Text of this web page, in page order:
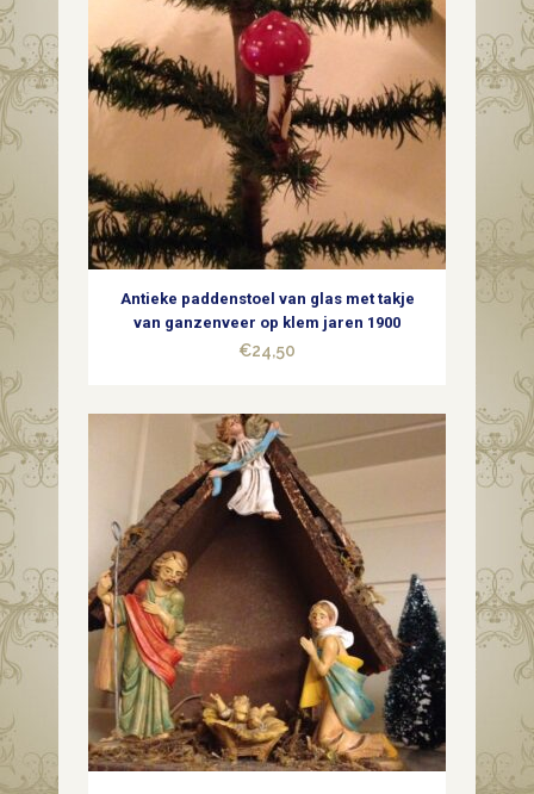
Antieke paddenstoel van glas met takje
van ganzenveer op klem jaren 1900
€24,50